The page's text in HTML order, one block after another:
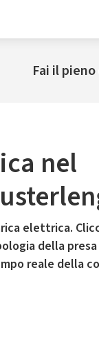
Fai il
nel
elettrica.
della presa
reale della